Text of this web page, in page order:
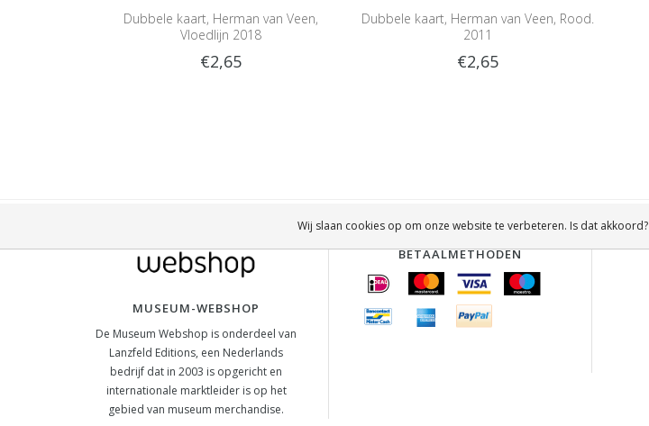
Dubbele kaart, Herman van Veen,
Vloedlijn 2018
€2,65
Dubbele kaart, Herman van Veen, Rood.
2011
€2,65
MUSEUM-WEBSHOP
De Museum Webshop is onderdeel van
Lanzfeld Editions, een Nederlands
bedrijf dat in 2003 is opgericht en
internationale marktleider is op het
gebied van museum merchandise.
BETAALMETHODEN
Wij slaan cookies op om onze website te verbeteren. Is dat akkoord?